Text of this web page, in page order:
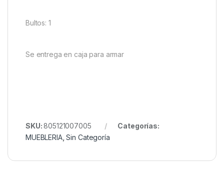
Bultos: 1
Se entrega en caja para armar
SKU:805121007005
Categorías:
MUEBLERIA,Sin Categoría